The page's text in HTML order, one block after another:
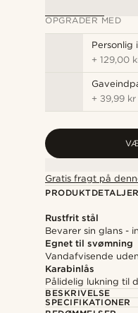
OPGRADER MED
Personlig
+129,00
+ 39,99 kr
Gratis fragt på
PRODUKTDETALJER
Rustfrit stål
Bevarer sin glans -
Egnet til svømning
Vandafvisende
Karabinlås
Pålidelig lukning til
BESKRIVELSE
SPECIFIKATIONER